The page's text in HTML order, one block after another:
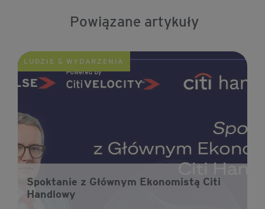
Powiązane artykuły
LUDZIE & WYDARZENIA
Spoktanie z Głównym Ekonomistą Citi
Handlowy